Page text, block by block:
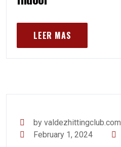
LEER MAS
by valdezhittingclub.com
February 1, 2024